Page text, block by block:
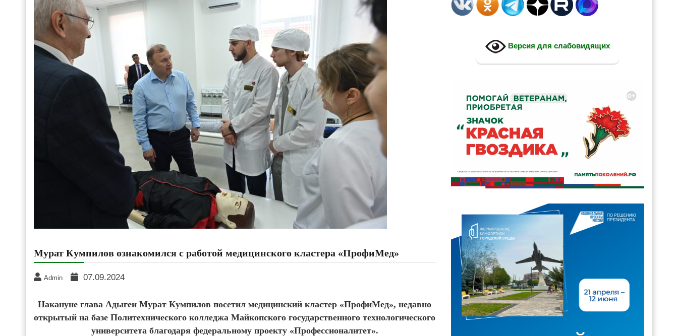
Мурат Кумпилов ознакомился с работой медицинского кластера «ПрофиМед»
Admin 07.09.2024
Накануне глава Адыгеи Мурат Кумпилов посетил медицинский кластер «ПрофиМед», недавно
открытый на базе Политехнического колледжа Майкопского государственного технологического
университета благодаря федеральному проекту «Профессионалитет».
Версия для слабовидящих